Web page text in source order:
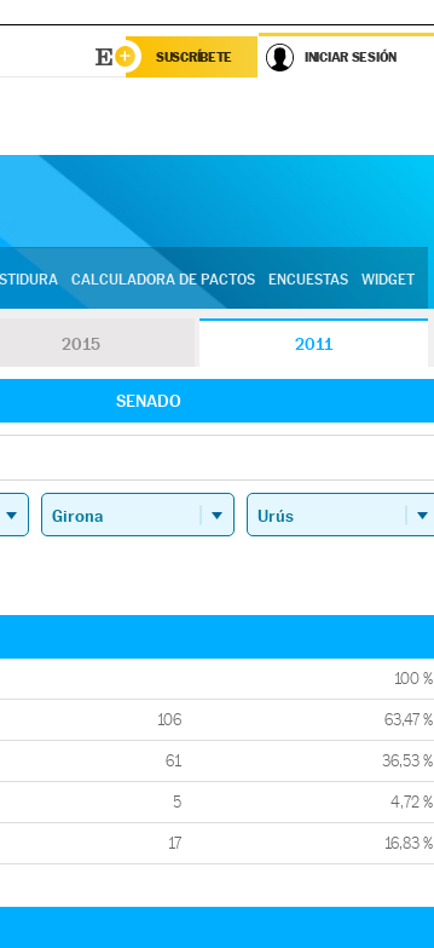
SUSCRÍBETE INICIAR SESIÓN
CALCULADORA DE PACTOS ENCUESTAS WIDGET
2015 2011
SENADO
100 %
106 63,47 %
61 36,53 %
5 4,72 %
17 16,83 %